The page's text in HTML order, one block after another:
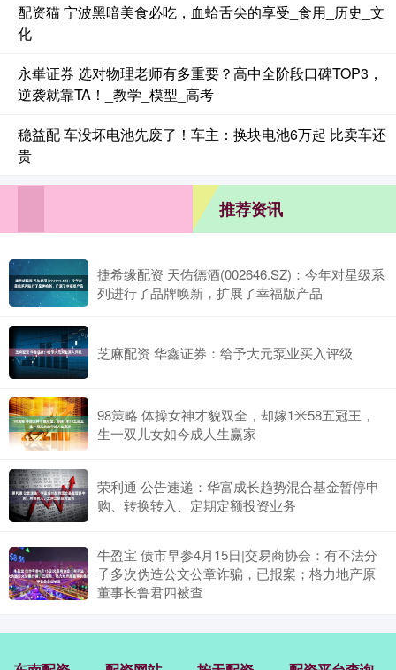
配资猫 宁波黑暗美食必吃，血蛤舌尖的享受_食用_历史_文
化
永崋证券 选对物理老师有多重要？高中全阶段口碑TOP3，
逆袭就靠TA！_教学_模型_高考
稳益配 车没坏电池先废了！车主：换块电池6万起 比卖车还
贵
推荐资讯
捷希缘配资 天佑德酒(002646.SZ)：今年对星级系
列进行了品牌唤新，扩展了幸福版产品
芝麻配资 华鑫证券：给予大元泵业买入评级
98策略 体操女神才貌双全，却嫁1米58五冠王，
生一双儿女如今成人生赢家
荣利通 公告速递：华富成长趋势混合基金暂停申
购、转换转入、定期定额投资业务
牛盈宝 债市早参4月15日|交易商协会：有不法分
子多次伪造公文公章诈骗，已报案；格力地产原
董事长鲁君四被查